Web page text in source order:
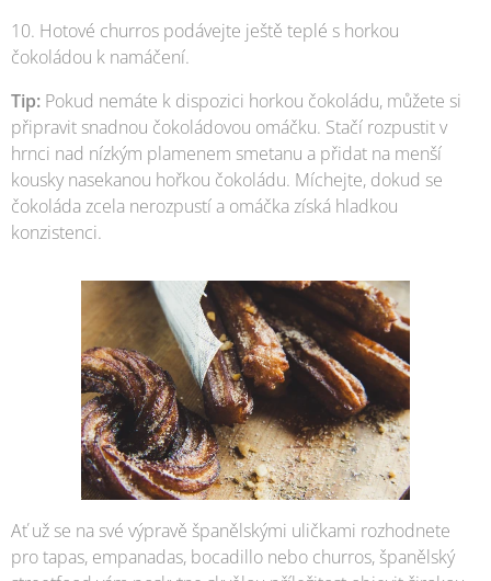
10. Hotové churros podávejte ještě teplé s horkou
čokoládou k namáčení.
Tip: Pokud nemáte k dispozici horkou čokoládu, můžete si
připravit snadnou čokoládovou omáčku. Stačí rozpustit v
hrnci nad nízkým plamenem smetanu a přidat na menší
kousky nasekanou hořkou čokoládu. Míchejte, dokud se
čokoláda zcela nerozpustí a omáčka získá hladkou
konzistenci.
Ať už se na své výpravě španělskými uličkami rozhodnete
pro tapas, empanadas, bocadillo nebo churros, španělský